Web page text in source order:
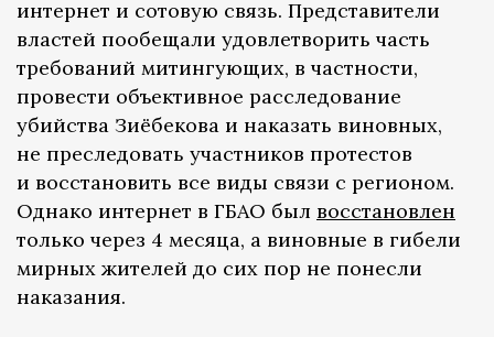
интернет и сотовую связь. Представители
властей пообещали удовлетворить часть
требований митингующих, в частности,
провести объективное расследование
убийства Зиёбекова и наказать виновных,
не преследовать участников протестов
и восстановить все виды связи с регионом.
Однако интернет в ГБАО был восстановлен
только через 4 месяца, а виновные в гибели
мирных жителей до сих пор не понесли
наказания.